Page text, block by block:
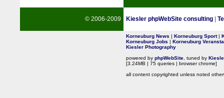
© 2006-2009 Kiesler phpWebSite consulting
Korneuburg News | Korneuburg Sport|
Korneuburg Jobs | Korneuburg
Kiesler Photography
powered by phpWebSite , tuned by
[3.24MB | 75 queries | browser chrome]
all content copyrighted unless noted